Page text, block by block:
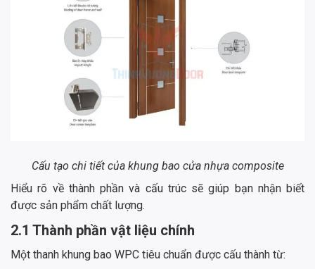
Cấu tạo chi tiết của khung bao cửa nhựa composite
Hiểu rõ về thành phần và cấu trúc sẽ giúp bạn nhận biết
được sản phẩm chất lượng.
2.1 Thành phần vật liệu chính
Một thanh khung bao WPC tiêu chuẩn được cấu thành từ: